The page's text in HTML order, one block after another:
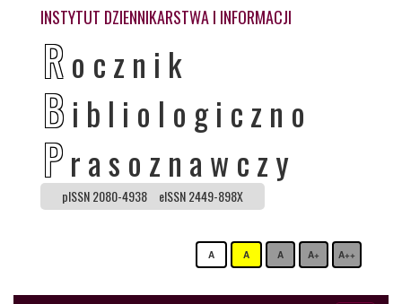
INSTYTUT DZIENNIKARSTWA I INFORMACJI
Rocznik
B ibliologiczno
Prasoznawczy
pISSN 2080-4938 eISSN 2449-898X
A A A A+ A++